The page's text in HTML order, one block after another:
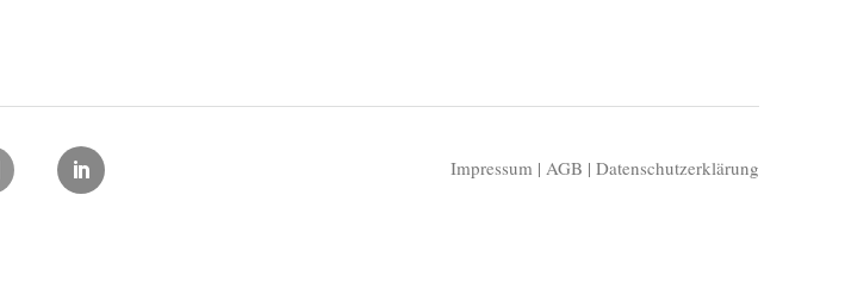
Impressum | AGB | Datenschutzerklärung